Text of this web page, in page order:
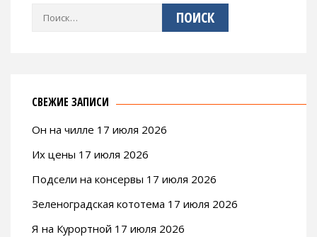
Найти:
СВЕЖИЕ ЗАПИСИ
Он на чилле 17 июля 2026
Их цены 17 июля 2026
Подсели на консервы 17 июля 2026
Зеленоградская кототема 17 июля 2026
Я на Курортной 17 июля 2026